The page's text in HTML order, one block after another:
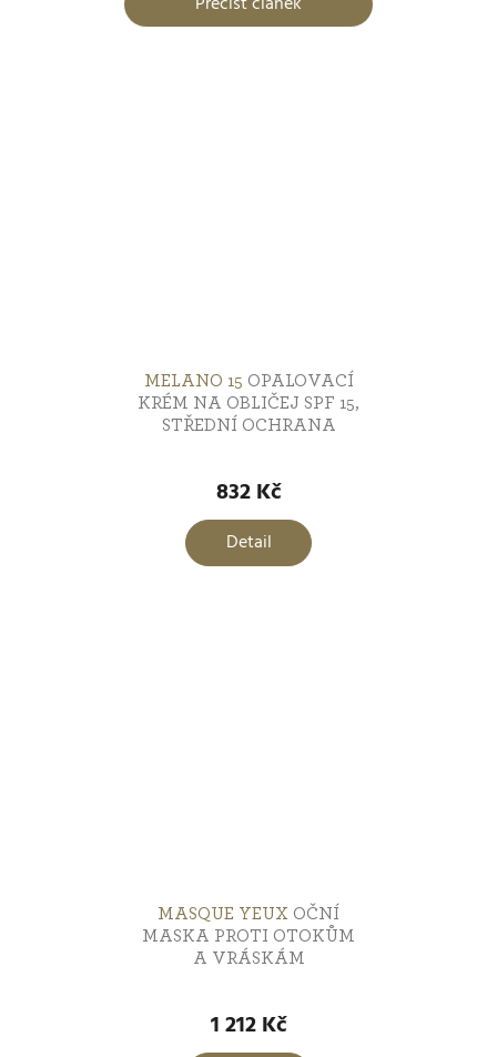
MELANO 15 OPALOVACÍ
KRÉM NA OBLIČEJ SPF 15,
STŘEDNÍ OCHRANA
hodnocení832 Kč
Detail
MASQUE YEUX OČNÍ
MASKA PROTI OTOKŮM
A VRÁSKÁM
1 212 Kč